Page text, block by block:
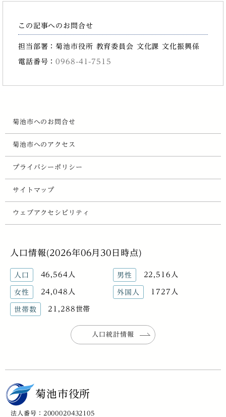
この記事へのお問合せ
担当部署：菊池市役所 教育委員会 文化課 文化振興係
電話番号：0968-41-7515
菊池市へのお問合せ
菊池市へのアクセス
プライバシーポリシー
サイトマップ
ウェブアクセシビリティ
人口情報(2026年06月30日時点)
人口 46,564人 男性 22,516人
女性 24,048人 外国人 1727人
世帯数 21,288世帯
人口統計情報
菊池市役所
法人番号：2000020432105